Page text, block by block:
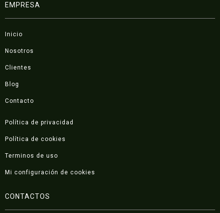
EMPRESA
Inicio
Nosotros
Clientes
Blog
Contacto
Política de privacidad
Política de cookies
Terminos de uso
Mi configuración de cookies
CONTACTOS